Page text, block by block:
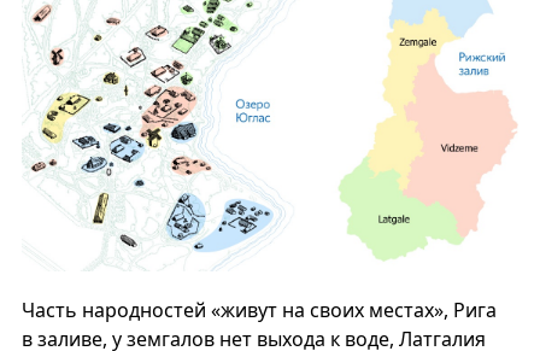
Часть народностей «живут на своих местах», Рига
в заливе, у земгалов нет выхода к воде, Латгалия